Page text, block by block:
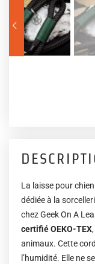
La laisse pour
dédiée à la
chez Geek On A
certifié OEKO-TEX
animaux. Cette
l’humidité. Elle ne